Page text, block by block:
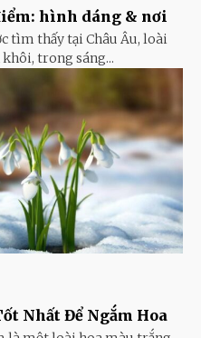
hình dáng & nơi
tìm thấy tại Châu Âu, loài
trong sáng...
Nhất Để Ngắm Hoa